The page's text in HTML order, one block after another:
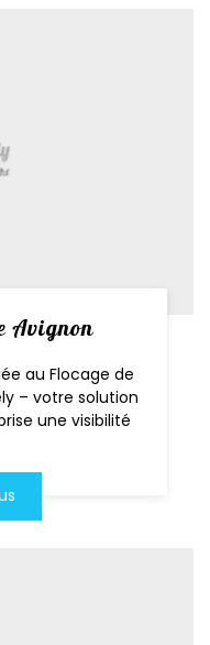
Avignon
au Flocage de
– votre solution
une visibilité